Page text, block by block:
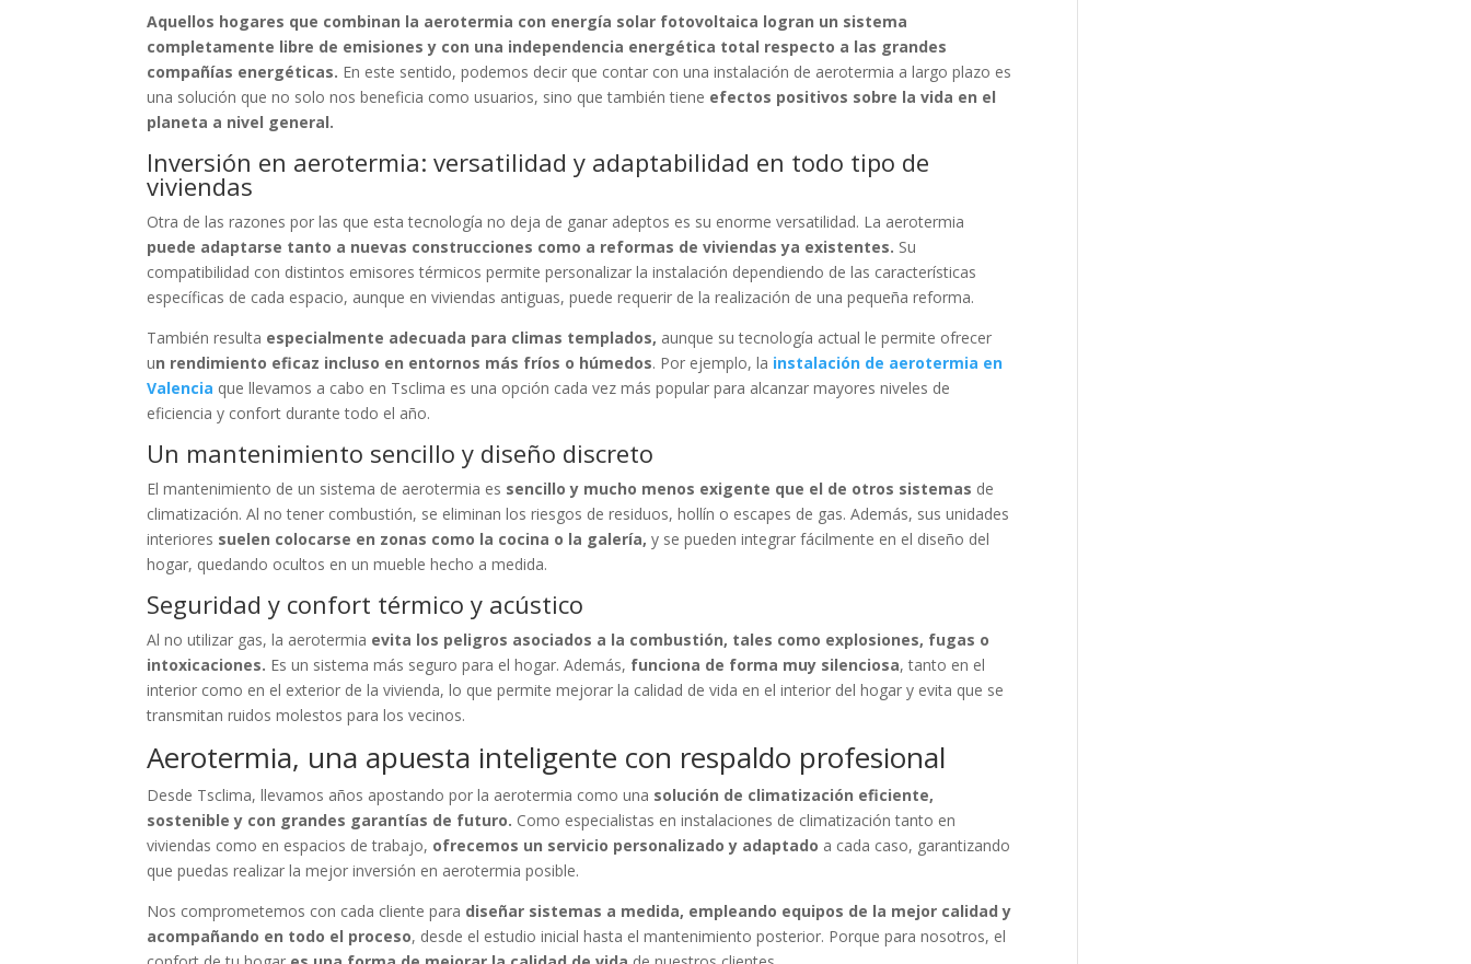
Aquellos hogares que combinan la aerotermia con energía solar fotovoltaica logran un sistema
completamente libre de emisiones y con una independencia energética total respecto a las grandes
compañías energéticas. En este sentido, podemos decir que contar con una instalación de aerotermia a largo plazo es
una solución que no solo nos beneficia como usuarios, sino que también tiene efectos positivos sobre la vida en el
planeta a nivel general.
Inversión en aerotermia: versatilidad y adaptabilidad en todo tipo de
viviendas
Otra de las razones por las que esta tecnología no deja de ganar adeptos es su enorme versatilidad. La aerotermia
puede adaptarse tanto a nuevas construcciones como a reformas de viviendas ya existentes. Su
compatibilidad con distintos emisores térmicos permite personalizar la instalación dependiendo de las características
específicas de cada espacio, aunque en viviendas antiguas, puede requerir de la realización de una pequeña reforma.
También resulta especialmente adecuada para climas templados, aunque su tecnología actual le permite ofrecer
un rendimiento eficaz incluso en entornos más fríos o húmedos. Por ejemplo, la instalación de aerotermia en
Valencia que llevamos a cabo en Tsclima es una opción cada vez más popular para alcanzar mayores niveles de
eficiencia y confort durante todo el año.
Un mantenimiento sencillo y diseño discreto
El mantenimiento de un sistema de aerotermia es sencillo y mucho menos exigente que el de otros sistemas de
climatización. Al no tener combustión, se eliminan los riesgos de residuos, hollín o escapes de gas. Además, sus unidades
interiores suelen colocarse en zonas como la cocina o la galería,y se pueden integrar fácilmente en el diseño del
hogar, quedando ocultos en un mueble hecho a medida.
Seguridad y confort térmico y acústico
Al no utilizar gas, la aerotermia evita los peligros asociados a la combustión, tales como explosiones, fugas o
intoxicaciones. Es un sistema más seguro para el hogar. Además, funciona de forma muy silenciosa, tanto en el
interior como en el exterior de la vivienda, lo que permite mejorar la calidad de vida en el interior del hogar y evita que se
transmitan ruidos molestos para los vecinos.
Aerotermia, una apuesta inteligente con respaldo profesional
Desde Tsclima, llevamos años apostando por la aerotermia como una solución de climatización eficiente,
sostenible y con grandes garantías de futuro. Como especialistas en instalaciones de climatización tanto en
viviendas como en espacios de trabajo, ofrecemos un servicio personalizado y adaptado a cada caso, garantizando
que puedas realizar la mejor inversión en aerotermia posible.
Nos comprometemos con cada cliente para diseñar sistemas a medida, empleando equipos de la mejor calidad y
acompañando en todo el proceso, desde el estudio inicial hasta el mantenimiento posterior. Porque para nosotros, el